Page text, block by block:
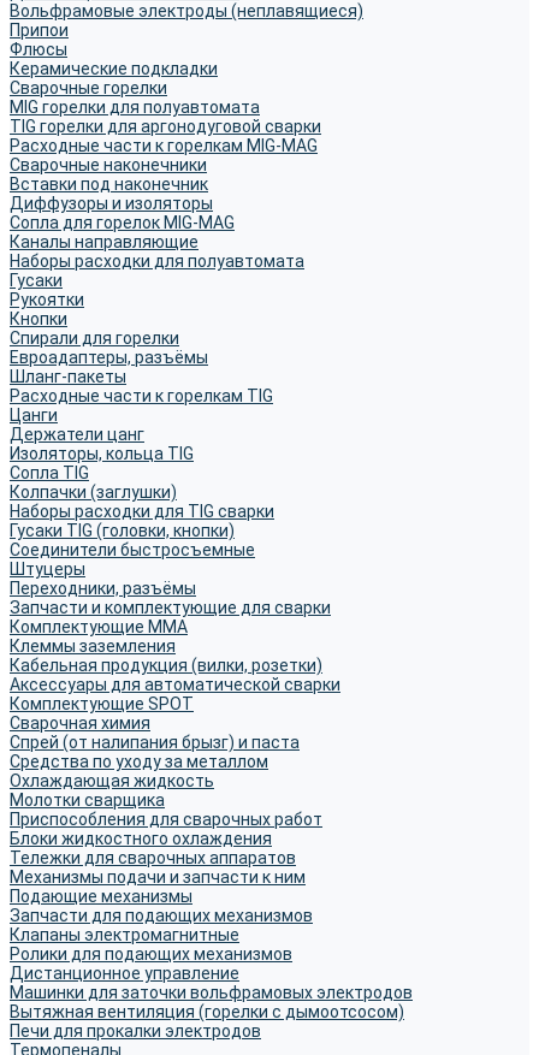
Вольфрамовые электроды (неплавящиеся)
Припои
Флюсы
Керамические подкладки
Сварочные горелки
MIG горелки для полуавтомата
TIG горелки для аргонодуговой сварки
Расходные части к горелкам MIG-MAG
Сварочные наконечники
Вставки под наконечник
Диффузоры и изоляторы
Сопла для горелок MIG-MAG
Каналы направляющие
Наборы расходки для полуавтомата
Гусаки
Рукоятки
Кнопки
Спирали для горелки
Евроадаптеры, разъёмы
Шланг-пакеты
Расходные части к горелкам TIG
Цанги
Держатели цанг
Изоляторы, кольца TIG
Сопла TIG
Колпачки (заглушки)
Наборы расходки для TIG сварки
Гусаки TIG (головки, кнопки)
Соединители быстросъемные
Штуцеры
Переходники, разъёмы
Запчасти и комплектующие для сварки
Комплектующие ММА
Клеммы заземления
Кабельная продукция (вилки, розетки)
Аксессуары для автоматической сварки
Комплектующие SPOT
Сварочная химия
Спрей (от налипания брызг) и паста
Средства по уходу за металлом
Охлаждающая жидкость
Молотки сварщика
Приспособления для сварочных работ
Блоки жидкостного охлаждения
Тележки для сварочных аппаратов
Механизмы подачи и запчасти к ним
Подающие механизмы
Запчасти для подающих механизмов
Клапаны электромагнитные
Ролики для подающих механизмов
Дистанционное управление
Машинки для заточки вольфрамовых электродов
Вытяжная вентиляция (горелки с дымоотсосом)
Печи для прокалки электродов
Термопеналы